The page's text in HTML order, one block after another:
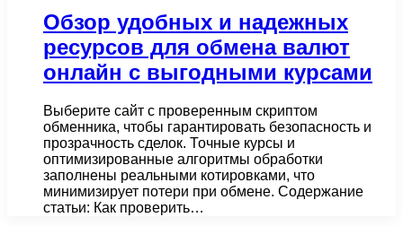
Обзор удобных и надежных
ресурсов для обмена валют
онлайн с выгодными курсами
Выберите сайт с проверенным скриптом
обменника, чтобы гарантировать безопасность и
прозрачность сделок. Точные курсы и
оптимизированные алгоритмы обработки
заполнены реальными котировками, что
минимизирует потери при обмене. Содержание
статьи: Как проверить…